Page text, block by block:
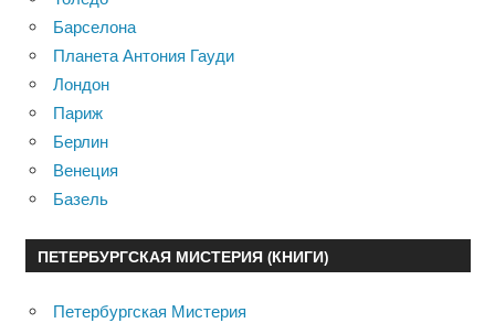
Барселона
Планета Антония Гауди
Лондон
Париж
Берлин
Венеция
Базель
ПЕТЕРБУРГСКАЯ МИСТЕРИЯ (КНИГИ)
Петербургская Мистерия